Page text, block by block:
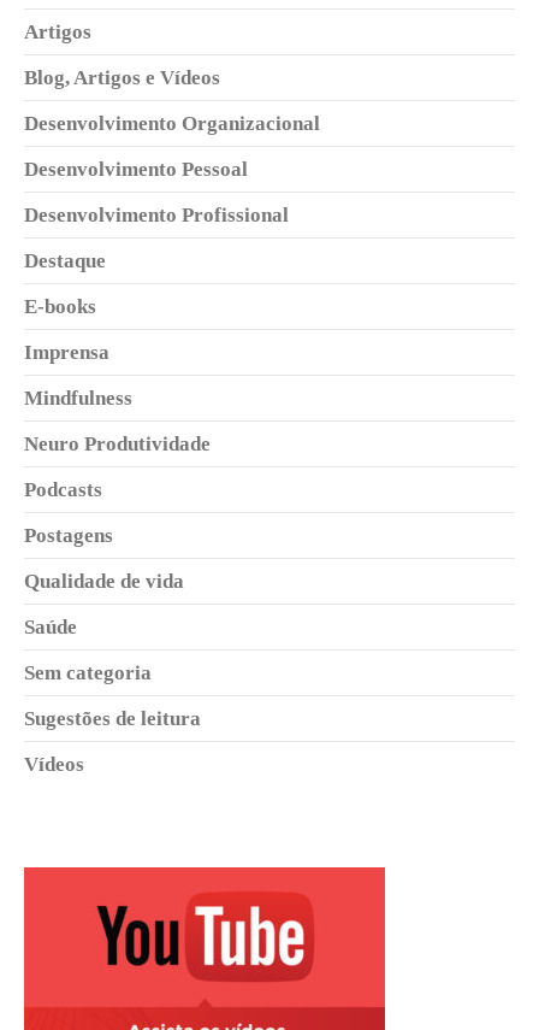
Artigos
Blog, Artigos e Vídeos
Desenvolvimento Organizacional
Desenvolvimento Pessoal
Desenvolvimento Profissional
Destaque
E-books
Imprensa
Mindfulness
Neuro Produtividade
Podcasts
Postagens
Qualidade de vida
Saúde
Sem categoria
Sugestões de leitura
Vídeos